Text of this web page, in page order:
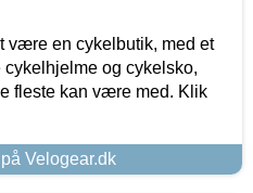
være en cykelbutik, med et
og cykelsko,
fleste kan være med. Klik
Velogear.dk